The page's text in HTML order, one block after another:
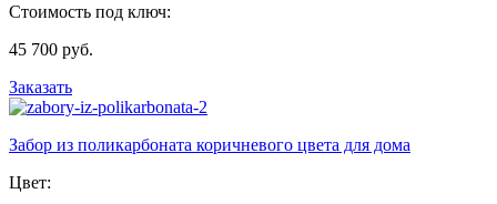
Стоимость под ключ:
45 700 руб.
Заказать
Забор из поликарбоната коричневого цвета для дома
Цвет: